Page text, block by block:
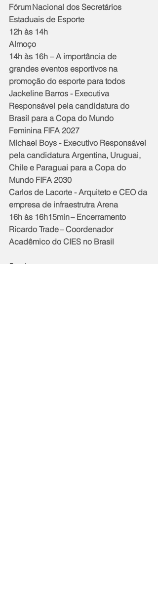
Fórum Nacional dos Secretários
Estaduais de Esporte
12h às 14h
Almoço
14h às 16h – A importância de
grandes eventos esportivos na
promoção do esporte para todos
Jackeline Barros - Executiva
Responsável pela candidatura do
Brasil para a Copa do Mundo
Feminina FIFA 2027
Michael Boys - Executivo Responsável
pela candidatura Argentina, Uruguai,
Chile e Paraguai para a Copa do
Mundo FIFA 2030
Carlos de Lacorte - Arquiteto e CEO da
empresa de infraestrutra Arena
16h às 16h15min – Encerramento
Ricardo Trade – Coordenador
Acadêmico do CIES no Brasil
Serviço: